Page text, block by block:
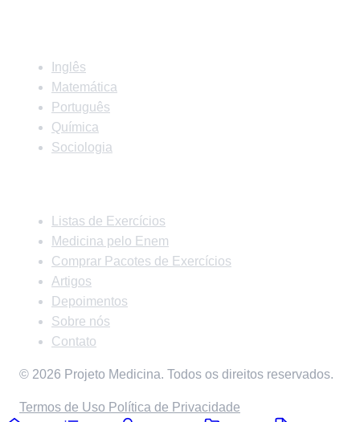
Inglês
Matemática
Português
Química
Sociologia
Listas de Exercícios
Medicina pelo Enem
Comprar Pacotes de Exercícios
Artigos
Depoimentos
Sobre nós
Contato
© 2026 Projeto Medicina. Todos os direitos reservados.
Termos de Uso Política de Privacidade